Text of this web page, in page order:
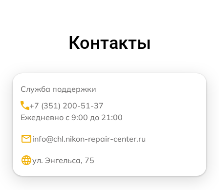
Контакты
Служба поддержки
+7 (351) 200-51-37
Ежедневно с 9:00 до 21:00
info@chl.nikon-repair-center.ru
ул. Энгельса, 75